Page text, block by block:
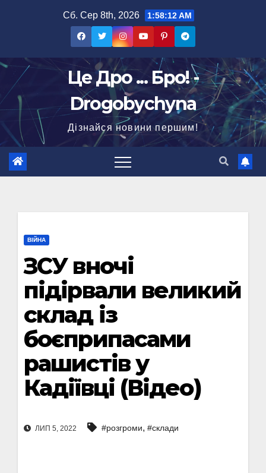
Сб. Сер 8th, 2026 1:58:13 AM
Це Дро ... Бро! -
Drogobychyna
Дізнайся новини першим!
ВІЙНА
ЗСУ вночі
підірвали великий
склад із
боєприпасами
рашистів у
Кадіївці (Відео)
ЛИП 5, 2022 #розгроми, #склади